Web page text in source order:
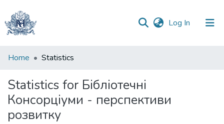
Log In (current)
Communities
Collections
All of DSpace
Home Statistics
Statistics for Бібліотечні
Консорціуми - перспективи
розвитку